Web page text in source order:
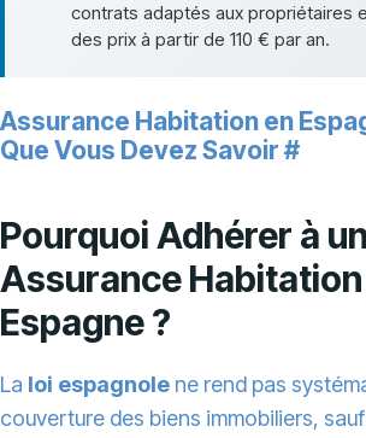
contrats adaptés aux propriétaires
des prix à partir de 110 € par an.
Assurance Habitation en
Que Vous Devez Savoir #
Pourquoi Adhérer à
Assurance Habitation
Espagne ?
La loi espagnole ne rend pas
couverture des biens immobiliers,